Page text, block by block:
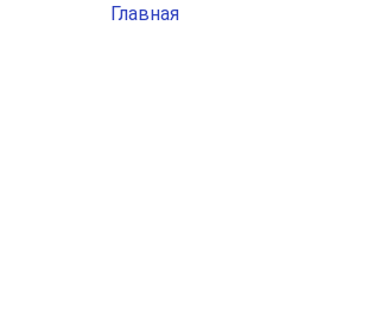
Главная